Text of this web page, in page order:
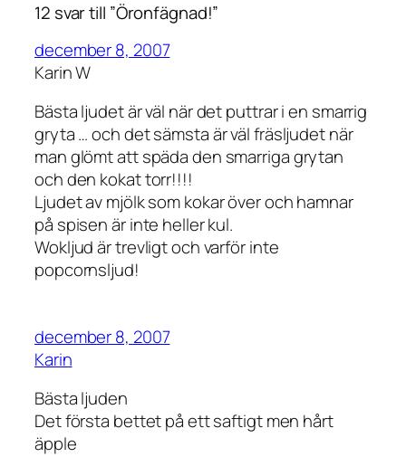
12 svar till ”Öronfägnad!”
december 8, 2007
Karin W
Bästa ljudet är väl när det puttrar i en smarrig
gryta … och det sämsta är väl fräsljudet när
man glömt att späda den smarriga grytan
och den kokat torr!!!!
Ljudet av mjölk som kokar över och hamnar
på spisen är inte heller kul.
Wokljud är trevligt och varför inte
popcornsljud!
december 8, 2007
Karin
Bästa ljuden
Det första bettet på ett saftigt men hårt
äpple